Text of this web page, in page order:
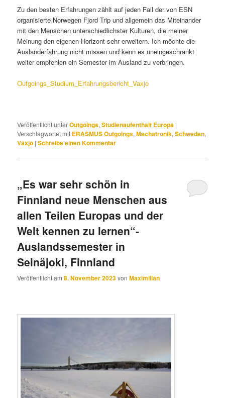
Zu den besten Erfahrungen zählt auf jeden Fall der von ESN
organisierte Norwegen Fjord Trip und allgemein das Miteinander
mit den Menschen unterschiedlichster Kulturen, die meiner
Meinung den eigenen Horizont sehr erweitern. Ich möchte die
Auslanderfahrung nicht missen und kenn es uneingeschränkt
weiter empfehlen ein Semester im Ausland zu verbringen.
Outgoings_Studium_Erfahrungsbericht_Vaxjo
Veröffentlicht unterOutgoings,Studienaufenthalt Europa |
Verschlagwortet mit ERASMUS Outgoings,Mechatronik,Schweden,
Växjo |Schreibe einen Kommentar
„Es war sehr schön in
Finnland neue Menschen aus
allen Teilen Europas und der
Welt kennen zu lernen“-
Auslandssemester in
Seinäjoki, Finnland
Veröffentlicht am8. November 2023vonMaximilian